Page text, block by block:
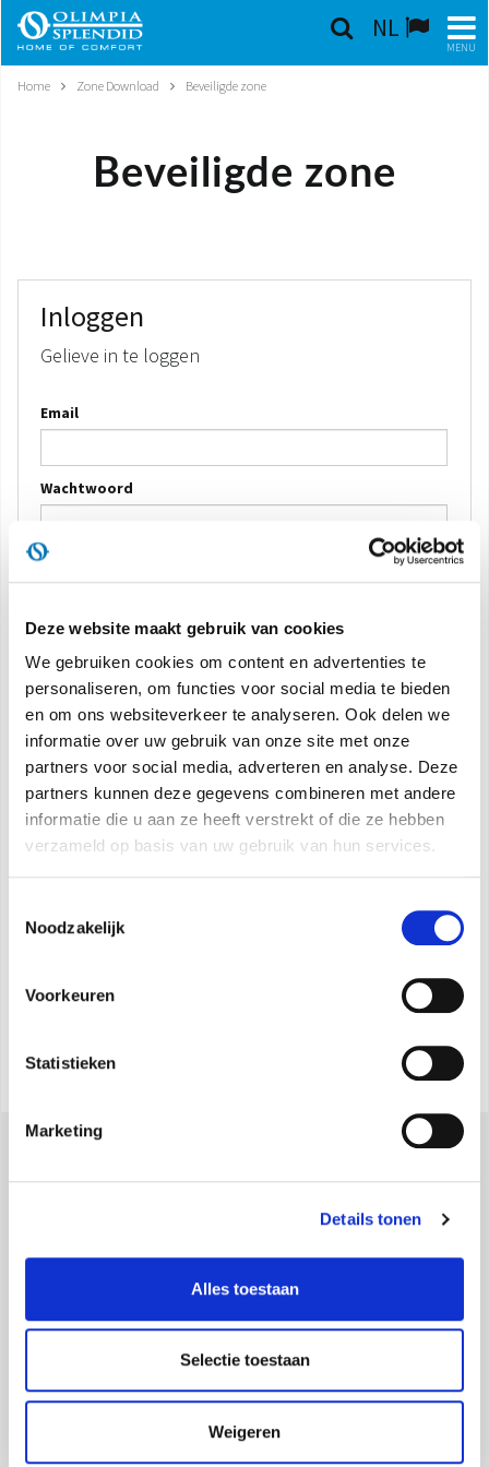
Deze website maakt gebruik van cookies
We gebruiken cookies om content en advertenties te
personaliseren, om functies voor social media te bieden
en om ons websiteverkeer te analyseren. Ook delen we
informatie over uw gebruik van onze site met onze
partners voor social media, adverteren en analyse. Deze
partners kunnen deze gegevens combineren met andere
informatie die u aan ze heeft verstrekt of die ze hebben
verzameld op basis van uw gebruik van hun services.
Noodzakelijk
Voorkeuren
Statistieken
Marketing
Details tonen
Alles toestaan
Selectie toestaan
Weigeren
NL
MENU
NEDERLANDSE
LUCHTBEHANDELING
GEÏNTEGREERDE SYSTEMEN
CONTACTEN
WERELD OS
DOCUMENTATIE PRODUCTEN
Home Zone Download Beveiligde zone
Beveiligde zone
Inloggen
Gelieve in te loggen
Email
Wachtwoord
AANMELDEN
Herinner me
Wachtwoord herstellen
Bent u nog niet geregistreerd?
Registreer u nu
Olimpia Splendid S.p.A.
Maps